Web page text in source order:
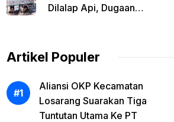
Dilalap Api, Dugaan
Artikel Populer
Aliansi OKP Kecamatan
Losarang Suarakan Tiga
Tuntutan Utama Ke PT